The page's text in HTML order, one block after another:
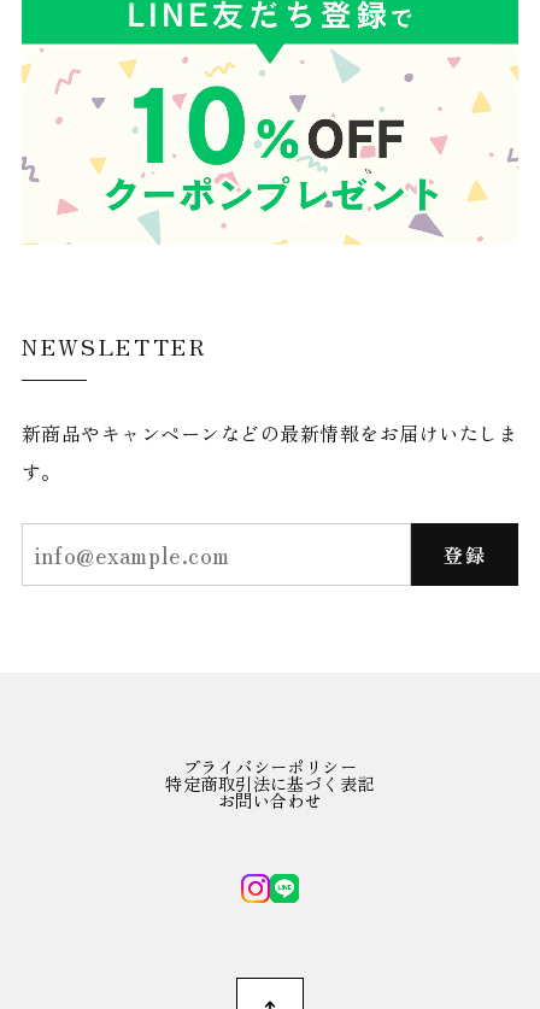
NEWSLETTER
新商品やキャンペーンなどの最新情報をお届けいたしま
す。
登録
プライバシーポリシー
特定商取引法に基づく表記
お問い合わせ